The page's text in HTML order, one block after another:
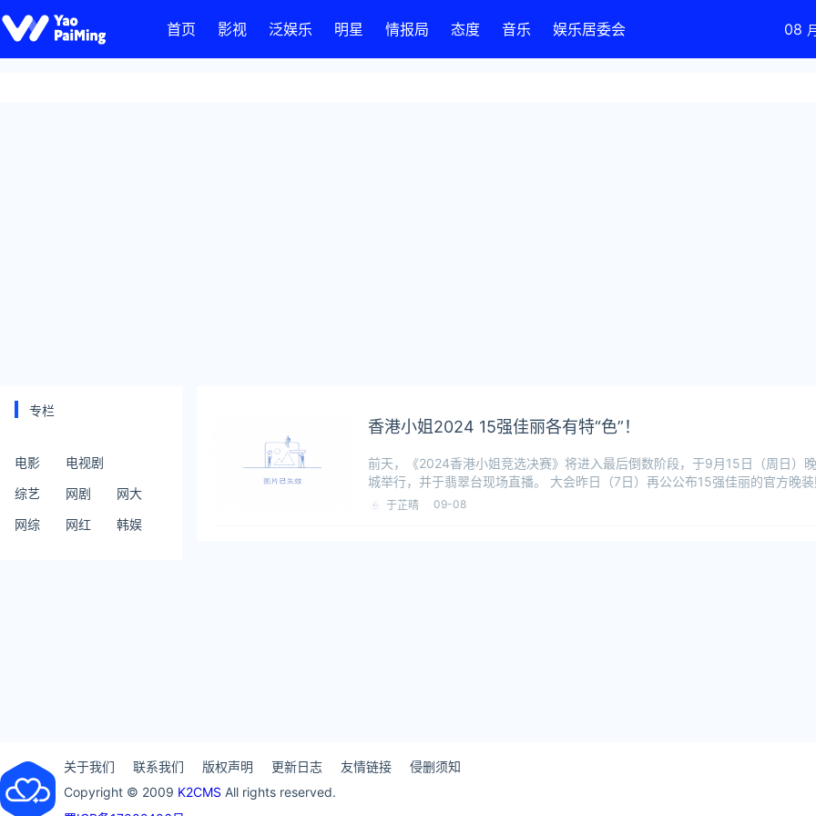
首页 影视 泛娱乐 明星 情报局 态度 音乐 娱乐居委会 08
专栏
电影
电视剧
综艺
网剧
网大
网综
网红 韩娱
香港小姐2024 15强佳丽各有特“色”！
前天，《2024香港小姐竞选决赛》将进入最后倒数阶段，于9月15日（周日）
城举行，并于翡翠台现场直播。 大会昨日（7日）再公公布15强佳丽的官方晚
“色”，高
于芷晴 09-08
关于我们 联系我们 版权声明 更新日志 友情链接
侵删须知
Copyright © 2009 K2CMS All rights reserved.